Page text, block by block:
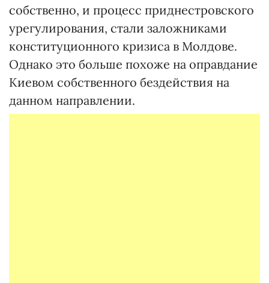
собственно, и процесс приднестровского
урегулирования, стали заложниками
конституционного кризиса в Молдове.
Однако это больше похоже на оправдание
Киевом собственного бездействия на
данном направлении.